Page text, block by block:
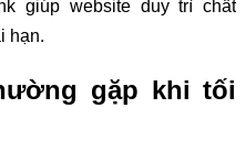
giúp website duy trì chất
hạn.
gặp khi tối